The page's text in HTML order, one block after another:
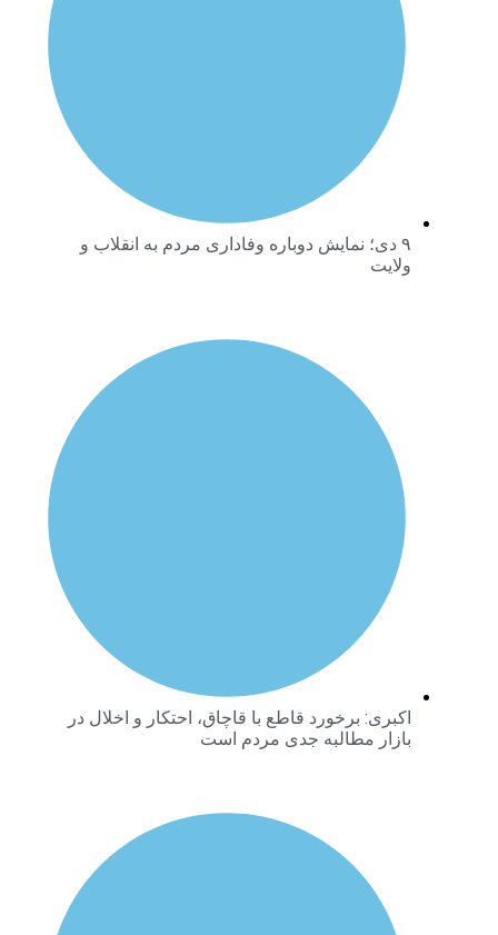
۹ دی؛ نمایش دوباره وفاداری مردم به انقلاب و
اکبری: برخورد قاطع با قاچاق، احتکار و اخلال در
بازار مطالبه جدی مردم است